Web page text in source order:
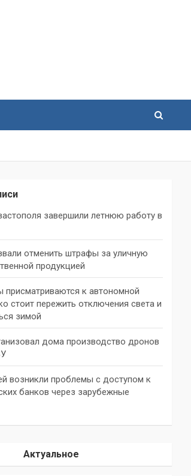
завершили летнюю работу в
отменить штрафы за уличную
продукцией
присматриваются к автономной
стоит пережить отключения света и
зимой
дома производство дронов
возникли проблемы с доступом к
банков через зарубежные
Актуальное